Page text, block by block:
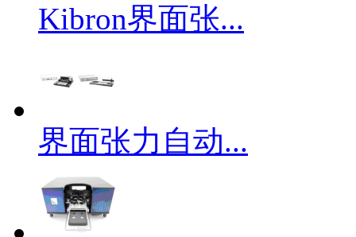
Kibron界面张...
界面张力自动...